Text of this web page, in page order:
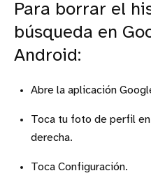
Para borrar el
búsqueda en
Android:
Abre la aplicación
Toca tu foto de perfil
derecha.
Toca Configuración.